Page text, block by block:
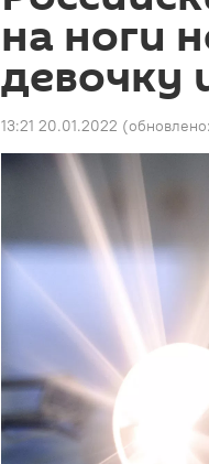
на ноги
девочку
13:21 20.01.2022 (обновлено: